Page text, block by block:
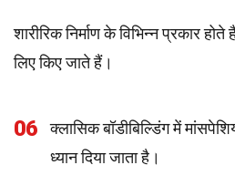
शारीरिक निर्माण के विभिन्न प्रकार
लिए किए जाते हैं।
06 क्लासिक बॉडीबिल्डिंग में
ध्यान दिया जाता है।